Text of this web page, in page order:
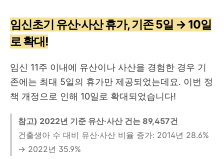
임신초기 유산·사산 휴가, 기존 5일 → 10일
로 확대!
임신 11주 이내에 유산이나 사산을 경험한 경우 기
존에는 최대 5일의 휴가만 제공되었는데요. 이번 정
책 개정으로 인해 10일로 확대되었습니다!
참고) 2022년 기준 유산·사산 건는 89,457건
건출생아 수 대비 유산·사산 비율 증가: 2014년 28.6%
→ 2022년 35.9%